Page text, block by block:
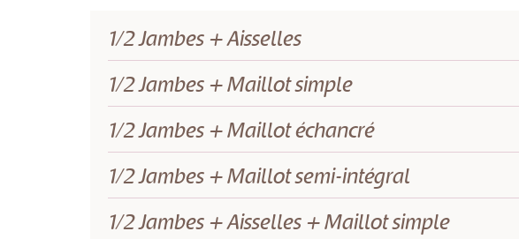
1/2 Jambes + Aisselles
1/2 Jambes + Maillot simple
1/2 Jambes + Maillot échancré
1/2 Jambes + Maillot semi-intégral
1/2 Jambes + Aisselles + Maillot simple